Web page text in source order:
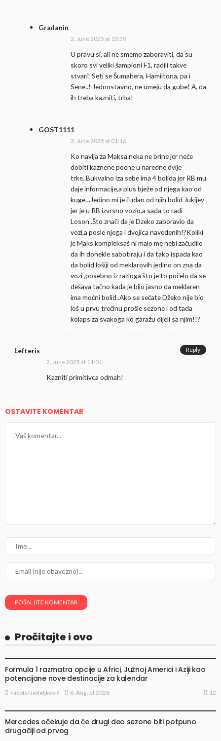
Građanin
2, June 2025 at 13:39
U pravu si, ali ne smemo zaboraviti, da su
skoro svi veliki šampioni F1, radili takve
stvari! Seti se Šumahera, Hamiltona, pa i
Sene..! Jednostavno, ne umeju da gube! A, da
ih treba kazniti, trba!
GOST1111
3, June 2025 at 01:16
Ko navija za Maksa neka ne brine jer neće
dobiti kaznene poene u naredne dvije
trke..Bukvalno iza sebe ima 4 bolida jer RB mu
daje informacije,a plus bježe od njega kao od
kuge…Jedino mi je čudan od njih bolid Jukijev
jer je u RB izvrsno vozio,a sada to radi
Loson..Što znači da je Dzeko zaboravio da
vozi,a posle njega i dvojica navedenih!?Koliki
je Maks kompleksaš ni malo me nebi začudilo
da ih donekle sabotiraju i da tako ispada kao
da bolid lošiji od meklarovih jedino on zna da
vozi ,posebno iz razloga što je to počelo da se
dešava tačno kada je bilo jasno da meklaren
ima moćni bolid..Ako se sećate Džeko nije bio
loš u prvu trećinu prošle sezone i od tada
kolaps za svakoga ko garažu dijeli sa njim!!?
Lefteris
2, June 2025 at 11:01
Kazniti primitivca odmah!
Reply
OSTAVITE KOMENTAR
Pročitajte i ovo
Formula 1 razmatra opcije u Africi, Južnoj Americi i Aziji kao
potencijane nove destinacije za kalendar
Nikola Nedeljković 6, August 2026 12
Mercedes očekuje da će drugi deo sezone biti potpuno
drugačiji od prvog